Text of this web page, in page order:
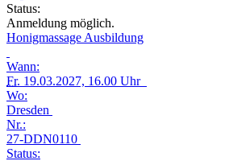
Status:
Anmeldung möglich.
Honigmassage Ausbildung
Wann:
Fr. 19.03.2027, 16.00 Uhr
Wo:
Dresden
Nr.:
27-DDN0110
Status: